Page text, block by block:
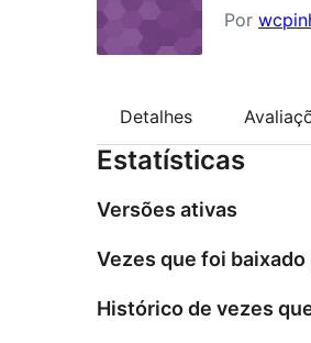
Por
Detalhes
Estatísticas
Versões ativas
Vezes que foi baixado
Histórico de vezes